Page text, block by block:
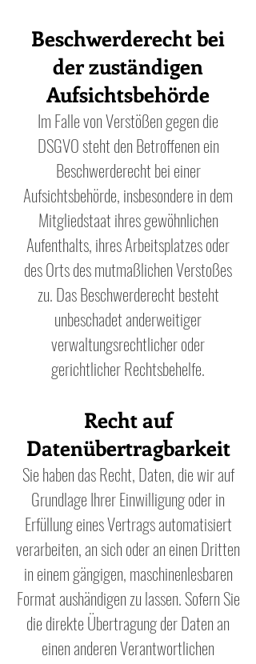
Beschwerderecht bei
der zuständigen
Aufsichtsbehörde
Im Falle von Verstößen gegen die
DSGVO steht den Betroffenen ein
Beschwerderecht bei einer
Aufsichtsbehörde, insbesondere in dem
Mitgliedstaat ihres gewöhnlichen
Aufenthalts, ihres Arbeitsplatzes oder
des Orts des mutmaßlichen Verstoßes
zu. Das Beschwerderecht besteht
unbeschadet anderweitiger
verwaltungsrechtlicher oder
gerichtlicher Rechtsbehelfe.
Recht auf
Datenübertragbarkeit
Sie haben das Recht, Daten, die wir auf
Grundlage Ihrer Einwilligung oder in
Erfüllung eines Vertrags automatisiert
verarbeiten, an sich oder an einen Dritten
in einem gängigen, maschinenlesbaren
Format aushändigen zu lassen. Sofern Sie
die direkte Übertragung der Daten an
einen anderen Verantwortlichen